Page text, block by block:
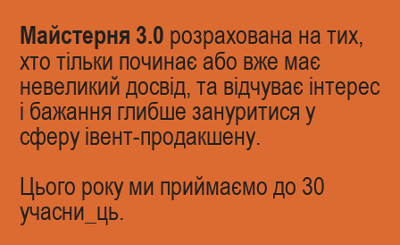
Майстерня 3.0 розрахована на тих,
хто тільки починає або вже має
невеликий досвід, та відчуває інтерес
і бажання глибше зануритися у
сферу івент-продакшену.
Цього року ми приймаємо до 30
учасни_ць.